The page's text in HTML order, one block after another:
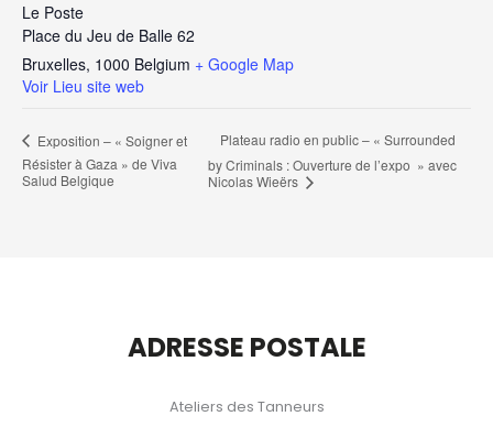
Le Poste
Place du Jeu de Balle 62
Bruxelles, 1000 Belgium + Google Map
Voir Lieu site web
Exposition – « Soigner et
Résister à Gaza » de Viva
Salud Belgique
Plateau radio en public – « Surrounded
by Criminals : Ouverture de l’expo » avec
Nicolas Wieërs
ADRESSE POSTALE
Ateliers des Tanneurs